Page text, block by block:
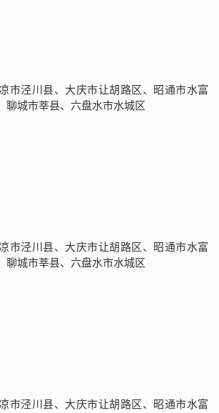
市泾川县、大庆市让胡路区、昭通市水富
聊城市莘县、六盘水市水城区
市泾川县、大庆市让胡路区、昭通市水富
聊城市莘县、六盘水市水城区
市泾川县、大庆市让胡路区、昭通市水富